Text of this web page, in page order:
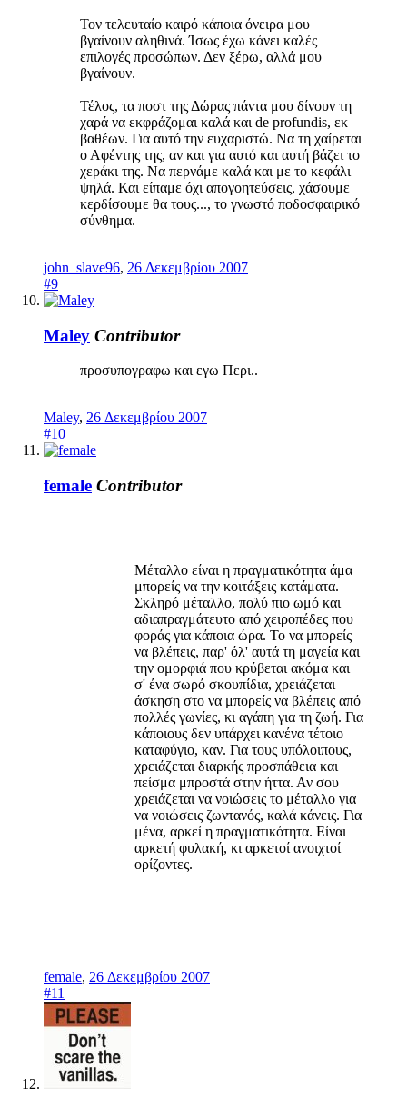
Τον τελευταίο καιρό κάποια όνειρα μου
βγαίνουν αληθινά. Ίσως έχω κάνει καλές
επιλογές προσώπων. Δεν ξέρω, αλλά μου
βγαίνουν.
Τέλος, τα ποστ της Δώρας πάντα μου δίνουν τη
χαρά να εκφράζομαι καλά και de profundis, εκ
βαθέων. Για αυτό την ευχαριστώ. Να τη χαίρεται
ο Αφέντης της, αν και για αυτό και αυτή βάζει το
χεράκι της. Να περνάμε καλά και με το κεφάλι
ψηλά. Και είπαμε όχι απογοητεύσεις, χάσουμε
κερδίσουμε θα τους..., το γνωστό ποδοσφαιρικό
σύνθημα.
john_slave96, 26 Δεκεμβρίου 2007
#9
Maley Contributor
προσυπογραφω και εγω Περι..
Maley, 26 Δεκεμβρίου 2007
#10
female Contributor
Μέταλλο είναι η πραγματικότητα άμα
μπορείς να την κοιτάξεις κατάματα.
Σκληρό μέταλλο, πολύ πιο ωμό και
αδιαπραγμάτευτο από χειροπέδες που
φοράς για κάποια ώρα. Το να μπορείς
να βλέπεις, παρ' όλ' αυτά τη μαγεία και
την ομορφιά που κρύβεται ακόμα και
σ' ένα σωρό σκουπίδια, χρειάζεται
άσκηση στο να μπορείς να βλέπεις από
πολλές γωνίες, κι αγάπη για τη ζωή. Για
κάποιους δεν υπάρχει κανένα τέτοιο
καταφύγιο, καν. Για τους υπόλοιπους,
χρειάζεται διαρκής προσπάθεια και
πείσμα μπροστά στην ήττα. Αν σου
χρειάζεται να νοιώσεις το μέταλλο για
να νοιώσεις ζωντανός, καλά κάνεις. Για
μένα, αρκεί η πραγματικότητα. Είναι
αρκετή φυλακή, κι αρκετοί ανοιχτοί
ορίζοντες.
female, 26 Δεκεμβρίου 2007
#11